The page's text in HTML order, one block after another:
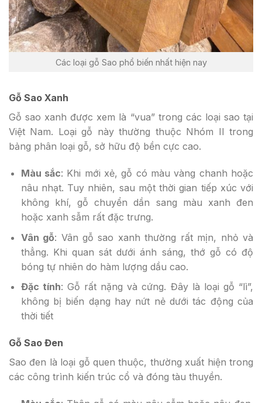
Các loại gỗ Sao phổ biến nhất hiện nay
Gỗ Sao Xanh
Gỗ sao xanh được xem là “vua” trong các loại sao tại
Việt Nam. Loại gỗ này thường thuộc Nhóm II trong
bảng phân loại gỗ, sở hữu độ bền cực cao.
Màu sắc: Khi mới xẻ, gỗ có màu vàng chanh hoặc
nâu nhạt. Tuy nhiên, sau một thời gian tiếp xúc với
không khí, gỗ chuyển dần sang màu xanh đen
hoặc xanh sẫm rất đặc trưng.
Vân gỗ: Vân gỗ sao xanh thường rất mịn, nhỏ và
thẳng. Khi quan sát dưới ánh sáng, thớ gỗ có độ
bóng tự nhiên do hàm lượng dầu cao.
Đặc tính: Gỗ rất nặng và cứng. Đây là loại gỗ “lì”,
không bị biến dạng hay nứt nẻ dưới tác động của
thời tiết
Gỗ Sao Đen
Sao đen là loại gỗ quen thuộc, thường xuất hiện trong
các công trình kiến trúc cổ và đóng tàu thuyền.